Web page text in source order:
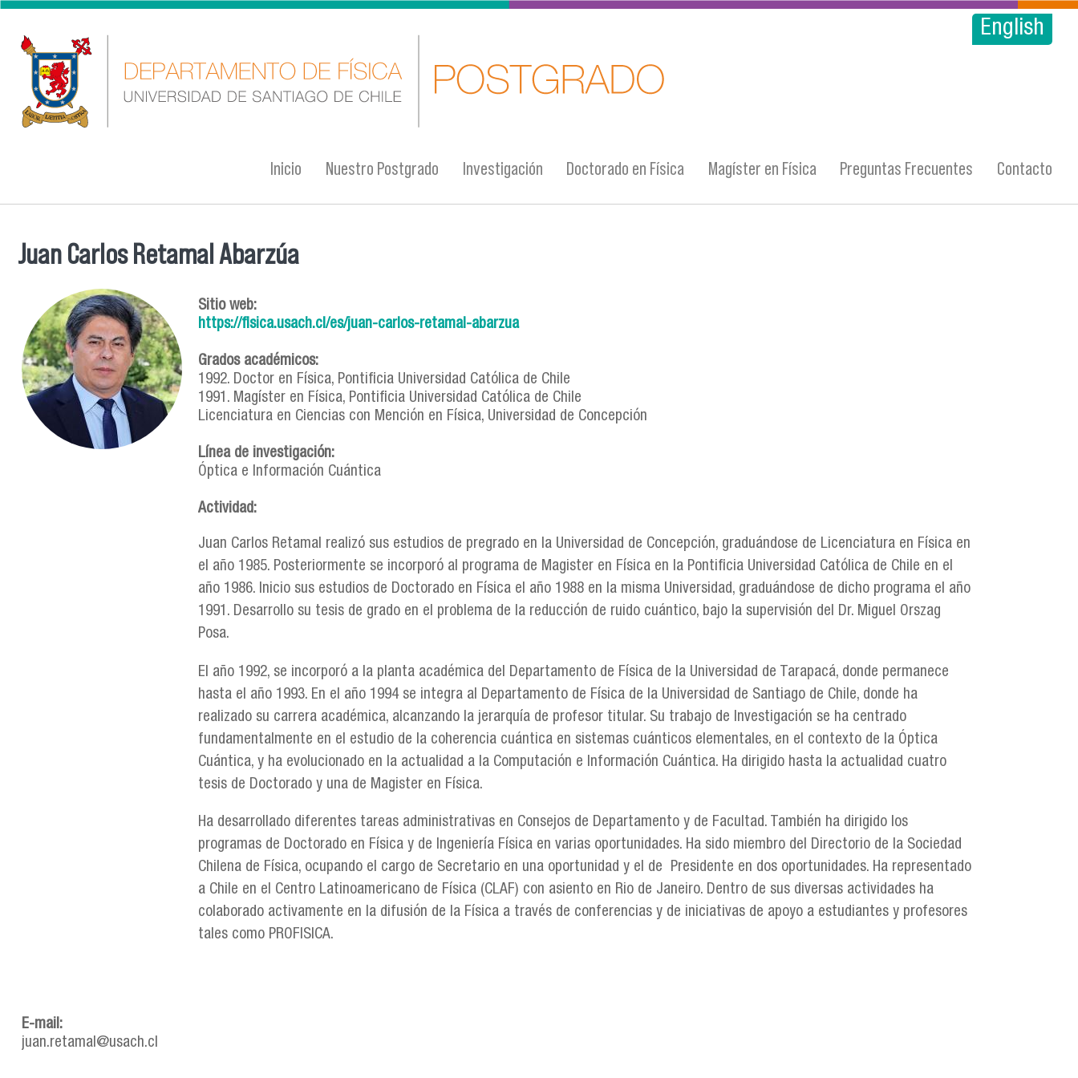
Pasar al contenido principal
English
Inicio Nuestro Postgrado Investigación Doctorado en Física Magíster en Física Preguntas Frecuentes Contacto
Se encuentra usted aquí
Juan Carlos Retamal Abarzúa
Sitio web:
https://fisica.usach.cl/es/juan-carlos-retamal-abarzua
Grados académicos:
1992. Doctor en Física, Pontificia Universidad Católica de Chile
1991. Magíster en Física, Pontificia Universidad Católica de Chile
Licenciatura en Ciencias con Mención en Física, Universidad de Concepción
Línea de investigación:
Óptica e Información Cuántica
Actividad:
Juan Carlos Retamal realizó sus estudios de pregrado en la Universidad de Concepción, graduándose de Licenciatura en Física en
el año 1985. Posteriormente se incorporó al programa de Magister en Física en la Pontificia Universidad Católica de Chile en el
año 1986. Inicio sus estudios de Doctorado en Física el año 1988 en la misma Universidad, graduándose de dicho programa el año
1991. Desarrollo su tesis de grado en el problema de la reducción de ruido cuántico, bajo la supervisión del Dr. Miguel Orszag
Posa.
El año 1992, se incorporó a la planta académica del Departamento de Física de la Universidad de Tarapacá, donde permanece
hasta el año 1993. En el año 1994 se integra al Departamento de Física de la Universidad de Santiago de Chile, donde ha
realizado su carrera académica, alcanzando la jerarquía de profesor titular. Su trabajo de Investigación se ha centrado
fundamentalmente en el estudio de la coherencia cuántica en sistemas cuánticos elementales, en el contexto de la Óptica
Cuántica, y ha evolucionado en la actualidad a la Computación e Información Cuántica. Ha dirigido hasta la actualidad cuatro
tesis de Doctorado y una de Magister en Física.
Ha desarrollado diferentes tareas administrativas en Consejos de Departamento y de Facultad. También ha dirigido los
programas de Doctorado en Física y de Ingeniería Física en varias oportunidades. Ha sido miembro del Directorio de la Sociedad
Chilena de Física, ocupando el cargo de Secretario en una oportunidad y el de Presidente en dos oportunidades. Ha representado
a Chile en el Centro Latinoamericano de Física (CLAF) con asiento en Rio de Janeiro. Dentro de sus diversas actividades ha
colaborado activamente en la difusión de la Física a través de conferencias y de iniciativas de apoyo a estudiantes y profesores
tales como PROFISICA.
E-mail:
juan.retamal@usach.cl